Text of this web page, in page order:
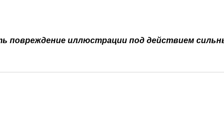
повреждение иллюстрации под действием